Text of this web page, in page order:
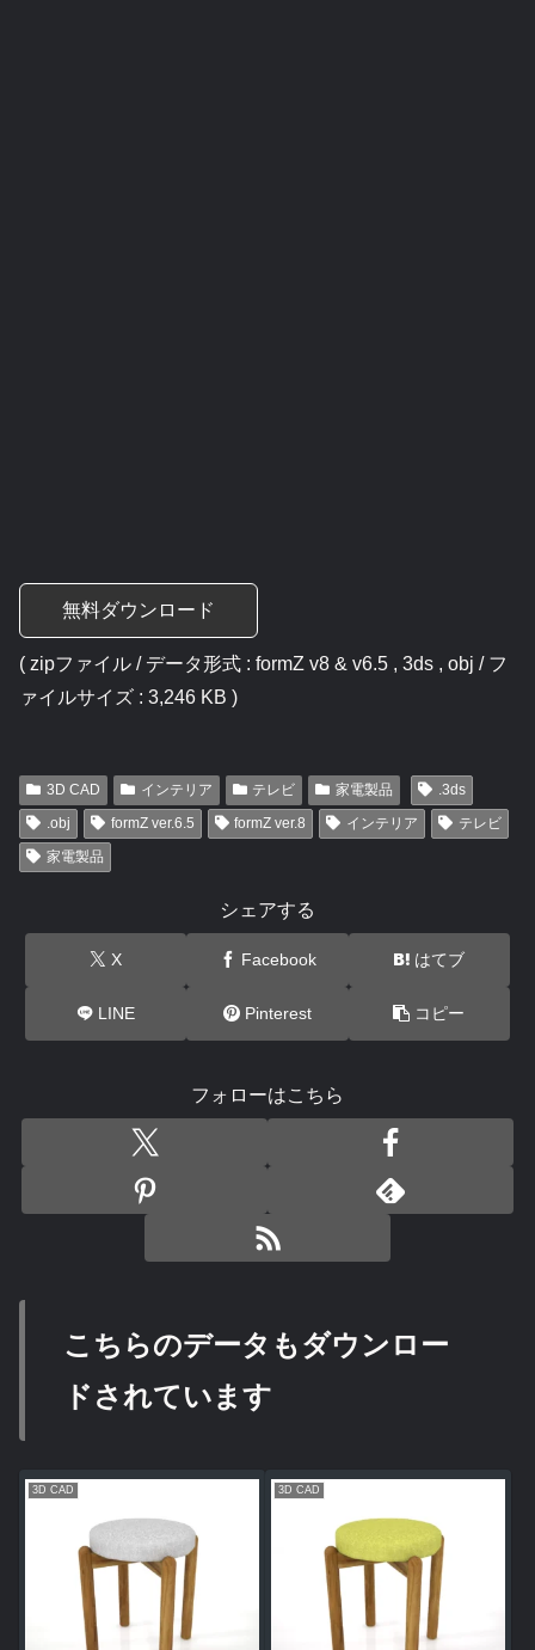
無料ダウンロード
( zipファイル / データ形式 : formZ v8 & v6.5 , 3ds , obj / フ
ァイルサイズ : 3,246 KB )
3D CAD インテリア テレビ 家電製品
.3ds
.obj
formZ ver.6.5 formZ ver.8 インテリア
テレビ
家電製品
シェアする
X Facebook はてブ
LINE Pinterest コピー
フォローはこちら
こちらのデータもダウンロー
ドされています
3D CAD 3D CAD